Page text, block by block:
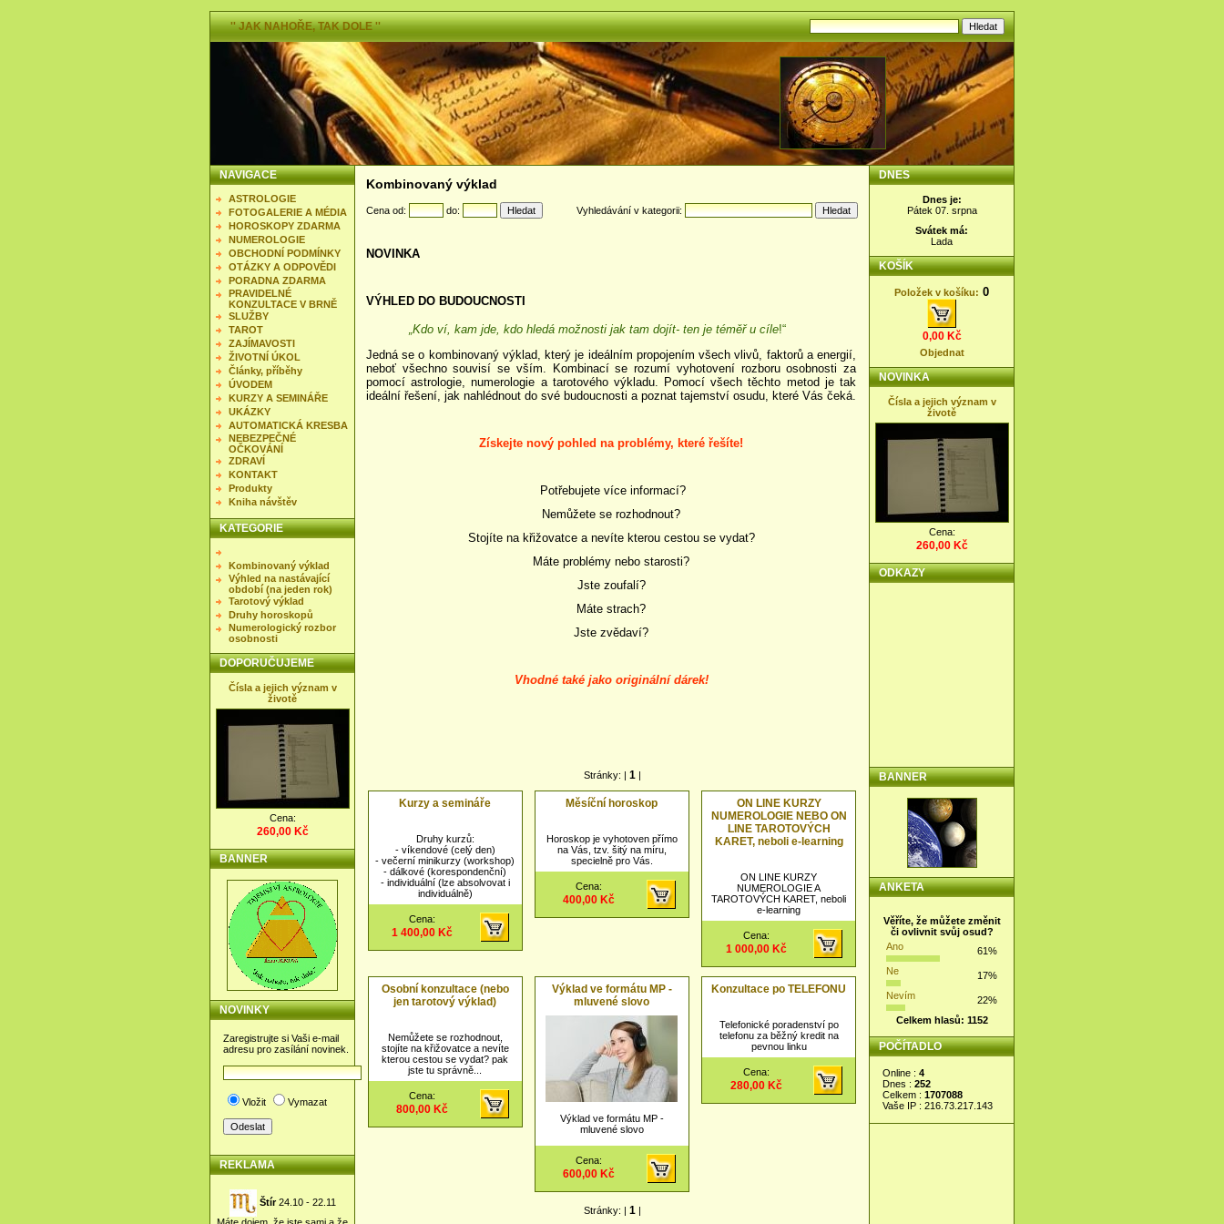
'' JAK NAHOŘE, TAK DOLE ''
NAVIGACE
ASTROLOGIE
FOTOGALERIE A MÉDIA
HOROSKOPY ZDARMA
NUMEROLOGIE
OBCHODNÍ PODMÍNKY
OTÁZKY A ODPOVĚDI
PORADNA ZDARMA
PRAVIDELNÉ
KONZULTACE V BRNĚ
SLUŽBY
TAROT
ZAJÍMAVOSTI
ŽIVOTNÍ ÚKOL
Články, příběhy
ÚVODEM
KURZY A SEMINÁŘE
UKÁZKY
AUTOMATICKÁ KRESBA
NEBEZPEČNÉ
OČKOVÁNÍ
ZDRAVÍ
KONTAKT
Produkty
Kniha návštěv
KATEGORIE
Kombinovaný výklad
Výhled na nastávající
období (na jeden rok)
Tarotový výklad
Druhy horoskopů
Numerologický rozbor
osobnosti
DOPORUČUJEME
Čísla a jejich význam v
životě
Cena:
260,00 Kč
BANNER
NOVINKY
Zaregistrujte si Vaši e-mail
adresu pro zasílání novinek.
Vložit Vymazat
REKLAMA
Štír24.10 - 22.11
Kombinovaný výklad
Cena od: do: Vyhledávání v kategorii:
NOVINKA
VÝHLED DO BUDOUCNOSTI
„Kdo ví, kam jde, kdo hledá možnosti jak tam dojít- ten je téměř u cíle!“
Jedná se o kombinovaný výklad, který je ideálním propojením všech vlivů, faktorů a energií,
neboť všechno souvisí se vším. Kombinací se rozumí vyhotovení rozboru osobnosti za
pomocí astrologie, numerologie a tarotového výkladu. Pomocí všech těchto metod je tak
ideální řešení, jak nahlédnout do své budoucnosti a poznat tajemství osudu, které Vás čeká.
Získejte nový pohled na problémy, které řešíte!
Potřebujete více informací?
Nemůžete se rozhodnout?
Stojíte na křižovatce a nevíte kterou cestou se vydat?
Máte problémy nebo starosti?
Jste zoufalí?
Máte strach?
Jste zvědaví?
Vhodné také jako originální dárek!
Stránky: | 1 |
Kurzy a semináře
Druhy kurzů:
- víkendové (celý den)
- večerní minikurzy (workshop)
- dálkové (korespondenční)
- individuální (lze absolvovat i
individuálně)
Cena:
1 400,00 Kč
Měsíční horoskop
Horoskop je vyhotoven přímo
na Vás, tzv. šitý na míru,
specielně pro Vás.
Cena:
400,00 Kč
ON LINE KURZY
NUMEROLOGIE NEBO ON
LINE TAROTOVÝCH
KARET, neboli e-learning
ON LINE KURZY
NUMEROLOGIE A
TAROTOVÝCH KARET, neboli
e-learning
Cena:
1 000,00 Kč
Osobní konzultace (nebo
jen tarotový výklad)
Nemůžete se rozhodnout,
stojíte na křižovatce a nevíte
kterou cestou se vydat? pak
jste tu správně...
Cena:
800,00 Kč
Výklad ve formátu MP -
mluvené slovo
Výklad ve formátu MP -
mluvené slovo
Cena:
600,00 Kč
Konzultace po TELEFONU
Telefonické poradenství po
telefonu za běžný kredit na
pevnou linku
Cena:
280,00 Kč
Stránky: | 1 |
DNES
Dnes je:
Pátek 07. srpna
Svátek má:
Lada
KOŠÍK
Položek v košíku: 0
0,00 Kč
Objednat
NOVINKA
Čísla a jejich význam v
životě
Cena:
260,00 Kč
ODKAZY
BANNER
ANKETA
Věříte, že můžete změnit
či ovlivnit svůj osud?
Ano
61%
Ne
17%
Nevím
22%
Celkem hlasů: 1152
POČÍTADLO
Online : 4
Dnes : 252
Celkem : 1707088
Vaše IP : 216.73.217.143